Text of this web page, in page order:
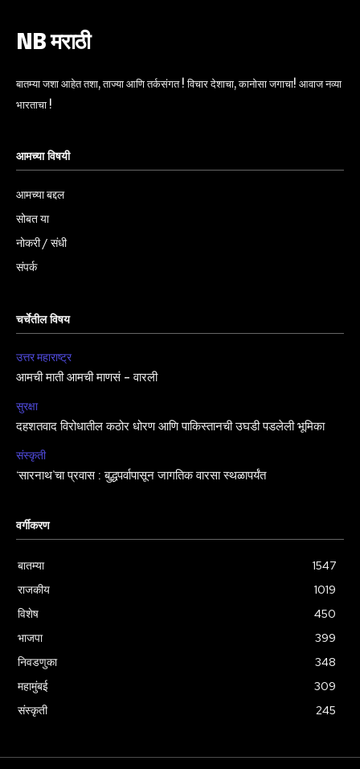
NB मराठी
बातम्या जशा आहेत तशा, ताज्या आणि तर्कसंगत ! विचार देशाचा, कानोसा जगाचा! आवाज नव्या
भारताचा !
आमच्या विषयी
आमच्या बद्दल
सोबत या
नोकरी / संधी
संपर्क
चर्चेतील विषय
उत्तर महाराष्ट्र
आमची माती आमची माणसं – वारली
सुरक्षा
दहशतवाद विरोधातील कठोर धोरण आणि पाकिस्तानची उघडी पडलेली भूमिका
संस्कृती
‘सारनाथ’चा प्रवास : बुद्धपर्वापासून जागतिक वारसा स्थळापर्यंत
वर्गीकरण
बातम्या
1547
राजकीय
1019
विशेष
450
भाजपा
399
निवडणुका
348
महामुंबई
309
संस्कृती
245